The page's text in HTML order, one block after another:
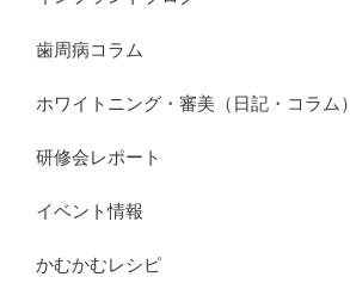
歯周病コラム
ホワイトニング・審美（日記・コラム）
研修会レポート
イベント情報
かむかむレシピ